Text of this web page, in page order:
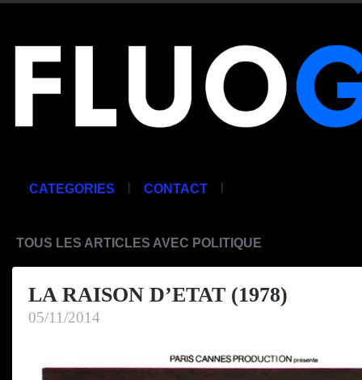
CATEGORIES | CONTACT |
TOUS LES ARTICLES AVEC POLITIQUE
LA RAISON D’ETAT (1978)
05/11/2014